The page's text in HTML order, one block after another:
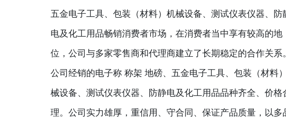
五金电子工具、包装（材料）机械设备、测试仪表仪器、防
电及化工用品畅销消费者市场，在消费者当中享有较高的地
位，公司与多家零售商和代理商建立了长期稳定的合作关系。
公司经销的电子称 称架 地磅、五金电子工具、包装（材料
械设备、测试仪表仪器、防静电及化工用品品种齐全、价格
理。公司实力雄厚，重信用、守合同、保证产品质量，以多